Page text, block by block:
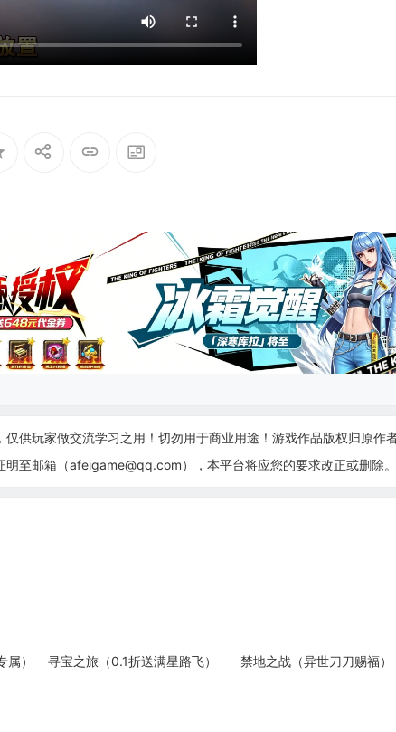
供玩家做交流学习之用！切勿用于商业用途！游戏作品版权归原作
至邮箱（afeigame@qq.com），本平台将应您的要求改正或删除。
） 寻宝之旅（0.1折送满星路飞） 禁地之战（异世刀刀赐福）